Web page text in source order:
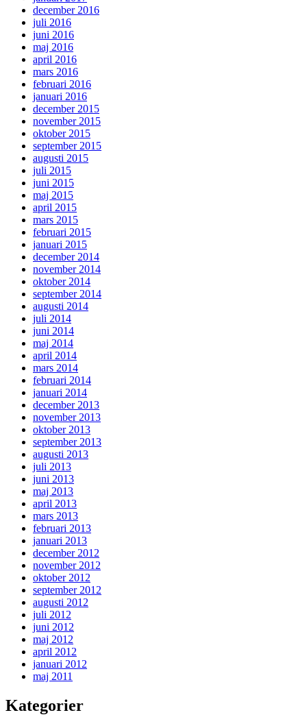
december 2016
juli 2016
juni 2016
maj 2016
april 2016
mars 2016
februari 2016
januari 2016
december 2015
november 2015
oktober 2015
september 2015
augusti 2015
juli 2015
juni 2015
maj 2015
april 2015
mars 2015
februari 2015
januari 2015
december 2014
november 2014
oktober 2014
september 2014
augusti 2014
juli 2014
juni 2014
maj 2014
april 2014
mars 2014
februari 2014
januari 2014
december 2013
november 2013
oktober 2013
september 2013
augusti 2013
juli 2013
juni 2013
maj 2013
april 2013
mars 2013
februari 2013
januari 2013
december 2012
november 2012
oktober 2012
september 2012
augusti 2012
juli 2012
juni 2012
maj 2012
april 2012
januari 2012
maj 2011
Kategorier